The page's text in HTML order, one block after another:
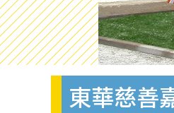
東華慈善